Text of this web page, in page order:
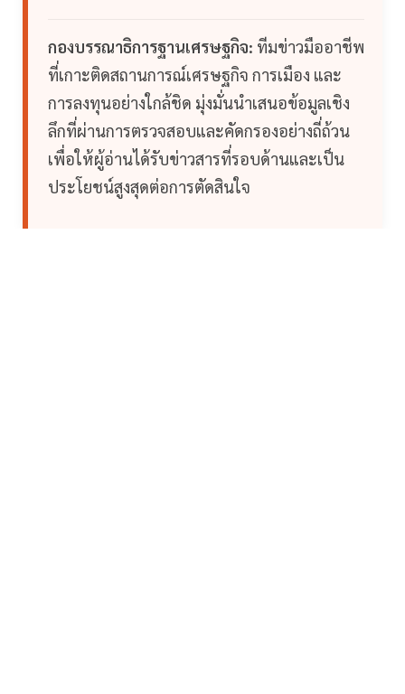
กองบรรณาธิการฐานเศรษฐกิจ: ทีมข่าวมืออาชีพ
ที่เกาะติดสถานการณ์เศรษฐกิจ การเมือง และ
การลงทุนอย่างใกล้ชิด มุ่งมั่นนำเสนอข้อมูลเชิง
ลึกที่ผ่านการตรวจสอบและคัดกรองอย่างถี่ถ้วน
เพื่อให้ผู้อ่านได้รับข่าวสารที่รอบด้านและเป็น
ประโยชน์สูงสุดต่อการตัดสินใจ